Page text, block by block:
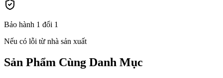
Bảo hành 1 đổi 1
Nếu có lỗi từ nhà sản xuất
Sản Phẩm Cùng Danh Mục